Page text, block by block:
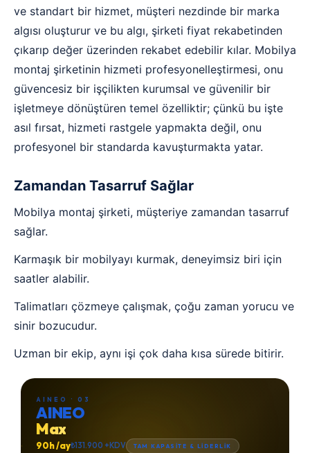
ve standart bir hizmet, müşteri nezdinde bir marka
algısı oluşturur ve bu algı, şirketi fiyat rekabetinden
çıkarıp değer üzerinden rekabet edebilir kılar. Mobilya
montaj şirketinin hizmeti profesyonelleştirmesi, onu
güvencesiz bir işçilikten kurumsal ve güvenilir bir
işletmeye dönüştüren temel özelliktir; çünkü bu işte
asıl fırsat, hizmeti rastgele yapmakta değil, onu
profesyonel bir standarda kavuşturmakta yatar.
Zamandan Tasarruf Sağlar
Mobilya montaj şirketi, müşteriye zamandan tasarruf
sağlar.
Karmaşık bir mobilyayı kurmak, deneyimsiz biri için
saatler alabilir.
Talimatları çözmeye çalışmak, çoğu zaman yorucu ve
sinir bozucudur.
Uzman bir ekip, aynı işi çok daha kısa sürede bitirir.
AINEO · 03
AINEO
Max
90h /ay₺131.900 +KDV TAM KAPASİTE & LİDERLİK